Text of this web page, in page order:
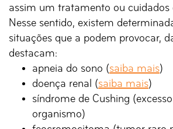
assim um tratamento ou cuidados
Nesse sentido, existem
situações que a podem provocar,
destacam:
apneia do sono (saiba mais)
doença renal (saiba mais)
síndrome de Cushing
organismo)